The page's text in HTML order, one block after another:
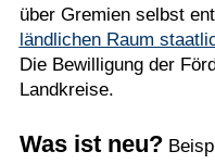
über Gremien selbst
ländlichen Raum
Die Bewilligung der
Landkreise.
Was ist neu?